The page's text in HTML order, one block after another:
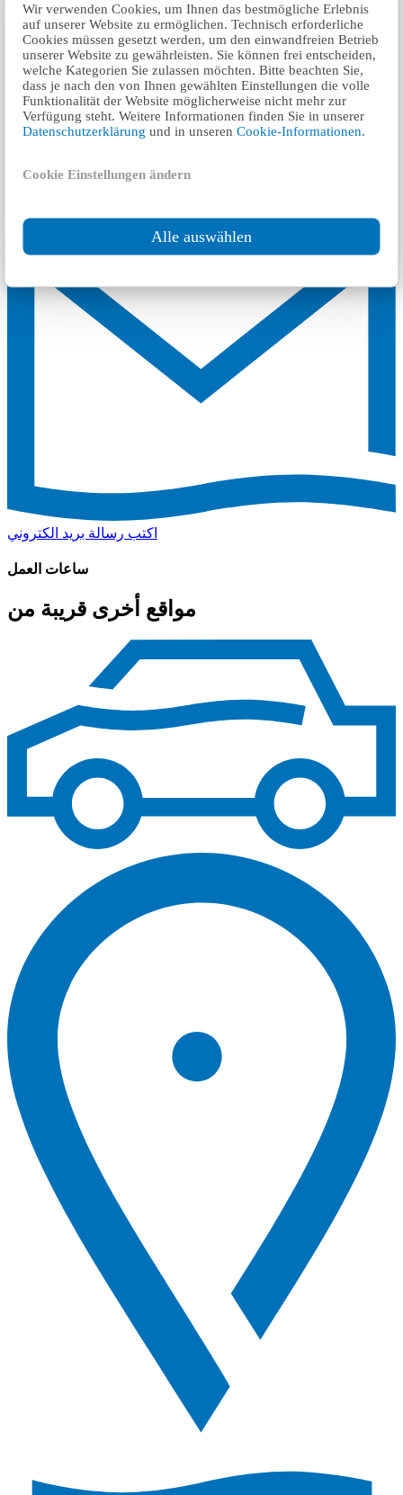
Wir verwenden Cookies, um Ihnen das bestmögliche Erlebnis
auf unserer Website zu ermöglichen. Technisch erforderliche
Cookies müssen gesetzt werden, um den einwandfreien Betrieb
unserer Website zu gewährleisten. Sie können frei entscheiden,
welche Kategorien Sie zulassen möchten. Bitte beachten Sie,
dass je nach den von Ihnen gewählten Einstellungen die volle
Funktionalität der Website möglicherweise nicht mehr zur
Verfügung steht. Weitere Informationen finden Sie in unserer
Datenschutzerklärungund in unserenCookie-Informationen
Cookie Einstellungen ändern
Alle auswählen
+49 6133 94530
اكتب رسالة بريد الكتروني
ساعات العمل
مواقع أخرى قريبة من